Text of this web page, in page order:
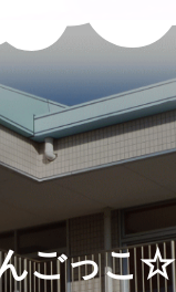
ごっこ☆